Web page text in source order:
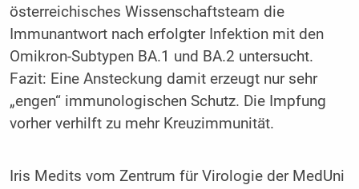
österreichisches Wissenschaftsteam die
Immunantwort nach erfolgter Infektion mit den
Omikron-Subtypen BA.1 und BA.2 untersucht.
Fazit: Eine Ansteckung damit erzeugt nur sehr
„engen“ immunologischen Schutz. Die Impfung
vorher verhilft zu mehr Kreuzimmunität.
Iris Medits vom Zentrum für Virologie der MedUni